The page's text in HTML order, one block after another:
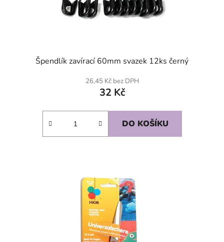
Špendlík zavírací 60mm svazek 12ks černý
26,45 Kč bez DPH
32 Kč
DO KOŠÍKU